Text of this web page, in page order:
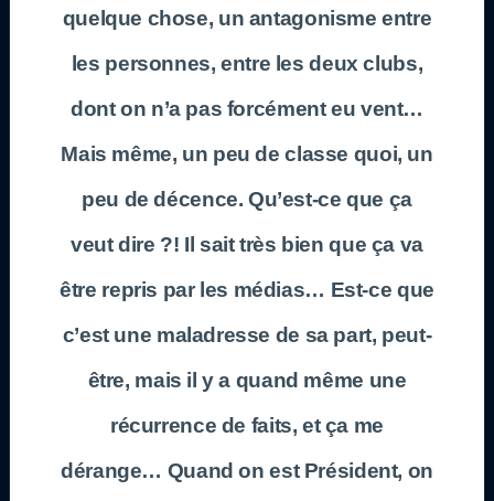
quelque chose, un antagonisme entre
les personnes, entre les deux clubs,
dont on n’a pas forcément eu vent…
Mais même, un peu de classe quoi, un
peu de décence. Qu’est-ce que ça
veut dire ?! Il sait très bien que ça va
être repris par les médias… Est-ce que
c’est une maladresse de sa part, peut-
être, mais il y a quand même une
récurrence de faits, et ça me
dérange… Quand on est Président, on